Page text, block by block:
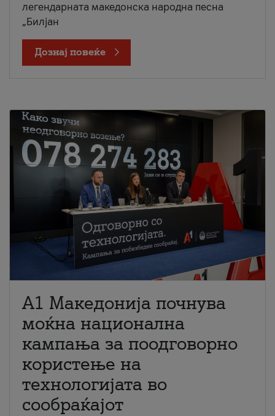
легендарната македонска народна песна
„Билјан
Дознај повеќе
A1 Македонија почнува
моќна национална
кампања за поодговорно
користење на
технологијата во
сообраќајот